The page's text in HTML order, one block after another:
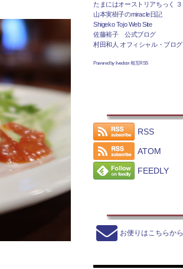
たまにはオーストリアちっく ３
山本実樹子のmiracle日記
Shigeko Tojo Web Site
佐藤裕子 公式ブログ
村田和人 オフィシャル・ブログ
Powered by livedoor 相互RSS
RSS
ATOM
FEEDLY
お便りはこちらから